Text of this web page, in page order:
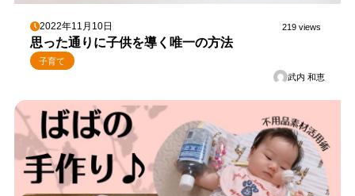
2022年11月10日 219 views
思った通りに子供を導く唯一の方法
子育て
武内 和恵